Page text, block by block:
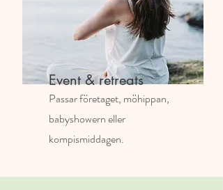
Event & retreats
Passar företaget, möhippan,
babyshowern eller
kompismiddagen.